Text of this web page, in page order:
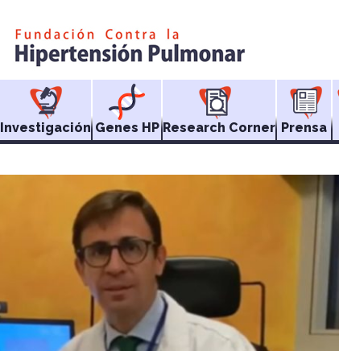
Investigación Genes HP Research Corner Prensa